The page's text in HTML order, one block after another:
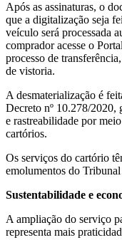
Após as assinaturas, o
que a digitalização seja
veículo será processada
comprador acesse o
processo de
de vistoria.
A desmaterialização é
Decreto nº 10.278/2020,
e rastreabilidade por
cartórios.
Os serviços do cartório
emolumentos do Tribunal
Sustentabilidade e
A ampliação do serviço
representa mais